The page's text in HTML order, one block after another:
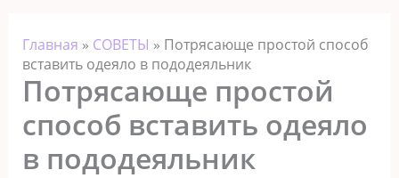
Главная » СОВЕТЫ » Потрясающе простой способ
вставить одеяло в пододеяльник
Потрясающе простой
способ вставить одеяло
в пододеяльник